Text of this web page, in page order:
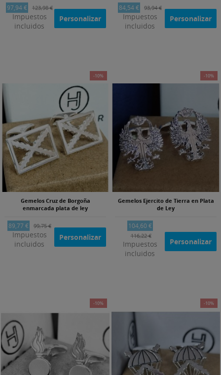
97,94 € 123,98 €
Impuestos
incluidos
Personalizar
84,54 € 93,94 €
Impuestos
incluidos
Personalizar
-10%
Gemelos Cruz de Borgoña
enmarcada plata de ley
89,77 € 99,75 €
Impuestos
incluidos
Personalizar
-10%
Gemelos Ejercito de Tierra en Plata
de Ley
104,60 €
116,22 €
Impuestos
incluidos
Personalizar
-10% -10%